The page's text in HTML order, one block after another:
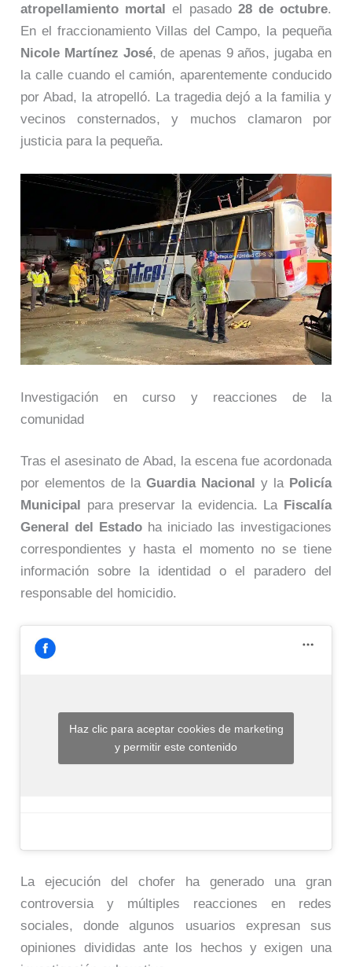
atropellamiento mortal el pasado 28 de octubre.
En el fraccionamiento Villas del Campo, la pequeña
Nicole Martínez José, de apenas 9 años, jugaba en
la calle cuando el camión, aparentemente conducido
por Abad, la atropelló. La tragedia dejó a la familia y
vecinos consternados, y muchos clamaron por
justicia para la pequeña.
Investigación en curso y reacciones de la
comunidad
Tras el asesinato de Abad, la escena fue acordonada
por elementos de la Guardia Nacional y la Policía
Municipal para preservar la evidencia. La Fiscalía
General del Estado ha iniciado las investigaciones
correspondientes y hasta el momento no se tiene
información sobre la identidad o el paradero del
responsable del homicidio.
Haz clic para aceptar cookies de marketing
y permitir este contenido
La ejecución del chofer ha generado una gran
controversia y múltiples reacciones en redes
sociales, donde algunos usuarios expresan sus
opiniones divididas ante los hechos y exigen una